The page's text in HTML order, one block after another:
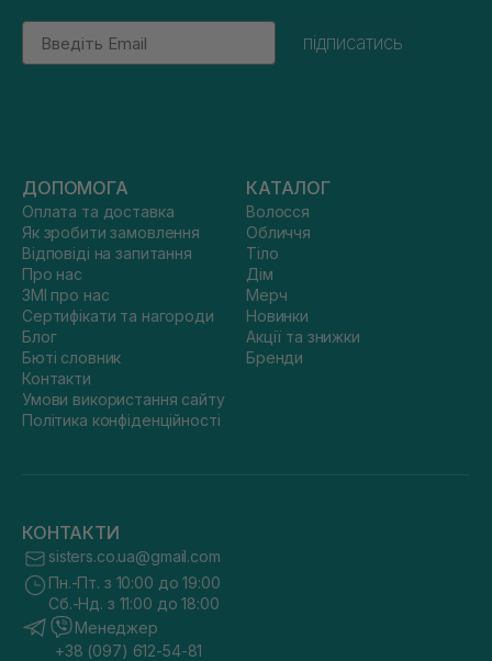
Email
підписатись
ДОПОМОГА
Оплата та доставка
Як зробити замовлення
Відповіді на запитання
Про нас
ЗМІ про нас
Сертифікати та нагороди
Блог
Бюті словник
Контакти
Умови використання сайту
Політика конфіденційності
КАТАЛОГ
Волосся
Обличчя
Тіло
Дім
Мерч
Новинки
Акції та знижки
Бренди
КОНТАКТИ
sisters.co.ua@gmail.com
Пн.-Пт. з 10:00 до 19:00
Сб.-Нд. з 11:00 до 18:00
Менеджер
+38 (097) 612-54-81